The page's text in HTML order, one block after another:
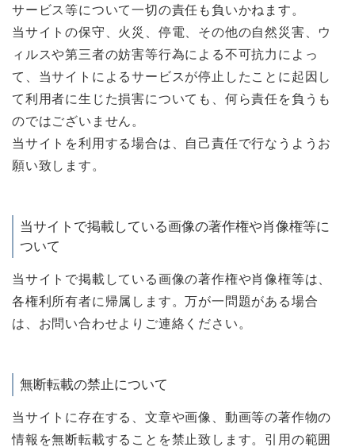
サービス等について一切の責任も負いかねます。
当サイトの保守、火災、停電、その他の自然災害、ウ
ィルスや第三者の妨害等行為による不可抗力によっ
て、当サイトによるサービスが停止したことに起因し
て利用者に生じた損害についても、何ら責任を負うも
のではございません。
当サイトを利用する場合は、自己責任で行なうようお
願い致します。
当サイトで掲載している画像の著作権や肖像権等に
ついて
当サイトで掲載している画像の著作権や肖像権等は、
各権利所有者に帰属します。万が一問題がある場合
は、お問い合わせよりご連絡ください。
無断転載の禁止について
当サイトに存在する、文章や画像、動画等の著作物の
情報を無断転載することを禁止致します。引用の範囲